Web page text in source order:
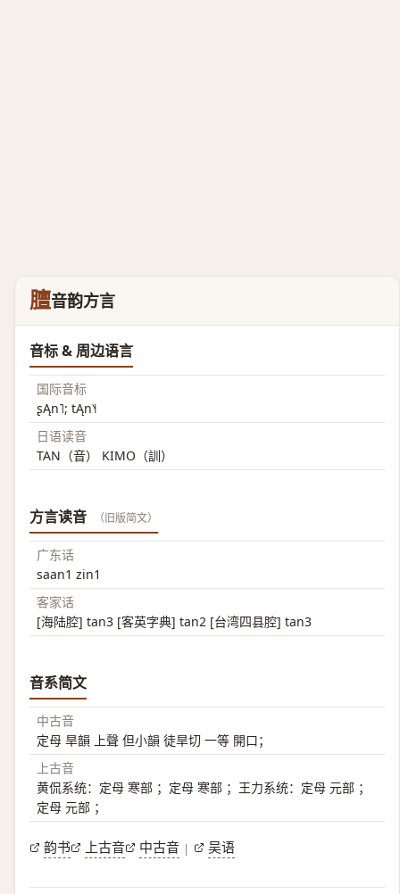
膻音韵方言
音标 & 周边语言
国际音标
ʂĄn˥; tĄn˥˧
日语读音
TAN（音） KIMO（訓）
方言读音 （旧版简文）
广东话
saan1 zin1
客家话
[海陆腔] tan3 [客英字典] tan2 [台湾四县腔] tan3
音系简文
中古音
定母 旱韻 上聲 但小韻 徒旱切 一等 開口；
上古音
黄侃系统：定母 寒部 ；定母 寒部 ；王力系统：定母 元部 ；
定母 元部 ；
韵书 上古音 中古音 | 吴语